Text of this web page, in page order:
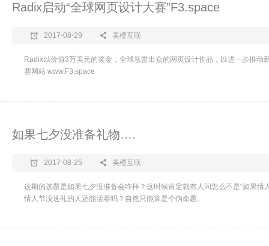
Radix启动“全球网页设计大赛”F3.space
2017-08-29 美橙互联
Radix以价值3万美元的奖金，全球悬赏出众的网页设计作品，以进一步推动
赛网站 www.F3.space
如果七夕没准备礼物….
2017-08-25 美橙互联
这期的选题是如果七夕没准备会咋样？这时候肯定就有人问怎么不是“如果情
情人节没送礼的人还能活着吗？自然只能算是个伪命题。